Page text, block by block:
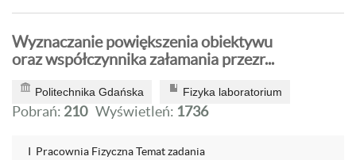
Wyznaczanie powiększenia obiektywu
oraz współczynnika załamania przezr...
Politechnika Gdańska Fizyka laboratorium
Pobrań: 210 Wyświetleń: 1736
I Pracownia Fizyczna Temat zadania